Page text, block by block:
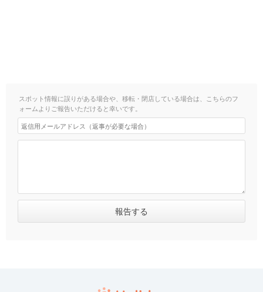
スポット情報に誤りがある場合や、移転・閉店している場合は、こちらのフ
ォームよりご報告いただけると幸いです。